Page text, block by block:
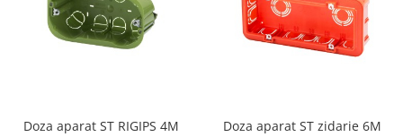
Doza aparat ST RIGIPS 4M
Doza aparat ST zidarie 6M